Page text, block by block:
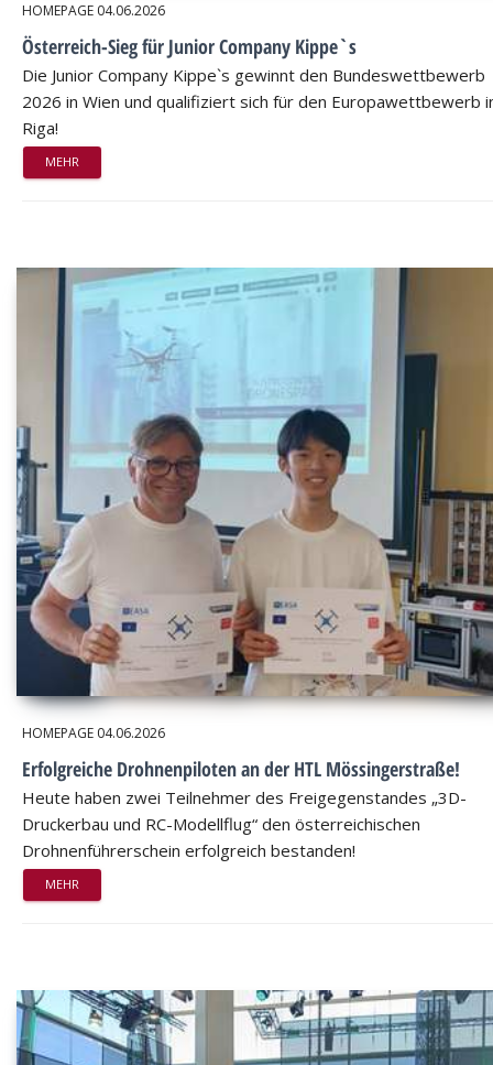
HOMEPAGE 04.06.2026
Österreich-Sieg für Junior Company Kippe`s
Die Junior Company Kippe`s gewinnt den Bundeswettbewerb
2026 in Wien und qualifiziert sich für den Europawettbewerb
Riga!
MEHR
HOMEPAGE 04.06.2026
Erfolgreiche Drohnenpiloten an der HTL Mössingerstraße!
Heute haben zwei Teilnehmer des Freigegenstandes „3D-
Druckerbau und RC-Modellflug“ den österreichischen
Drohnenführerschein erfolgreich bestanden!
MEHR